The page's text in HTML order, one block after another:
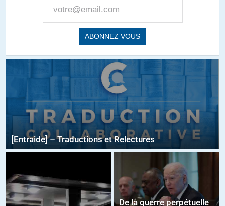
[Entraide] – Traductions et Relectures
De la guerre perpétuelle